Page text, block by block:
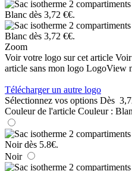
Zoom
Voir votre logo sur cet article
article sans mon logo LogoView
Télécharger un autre logo
Sélectionnez vos options Dès
Couleur de l'article Couleur :
Noir